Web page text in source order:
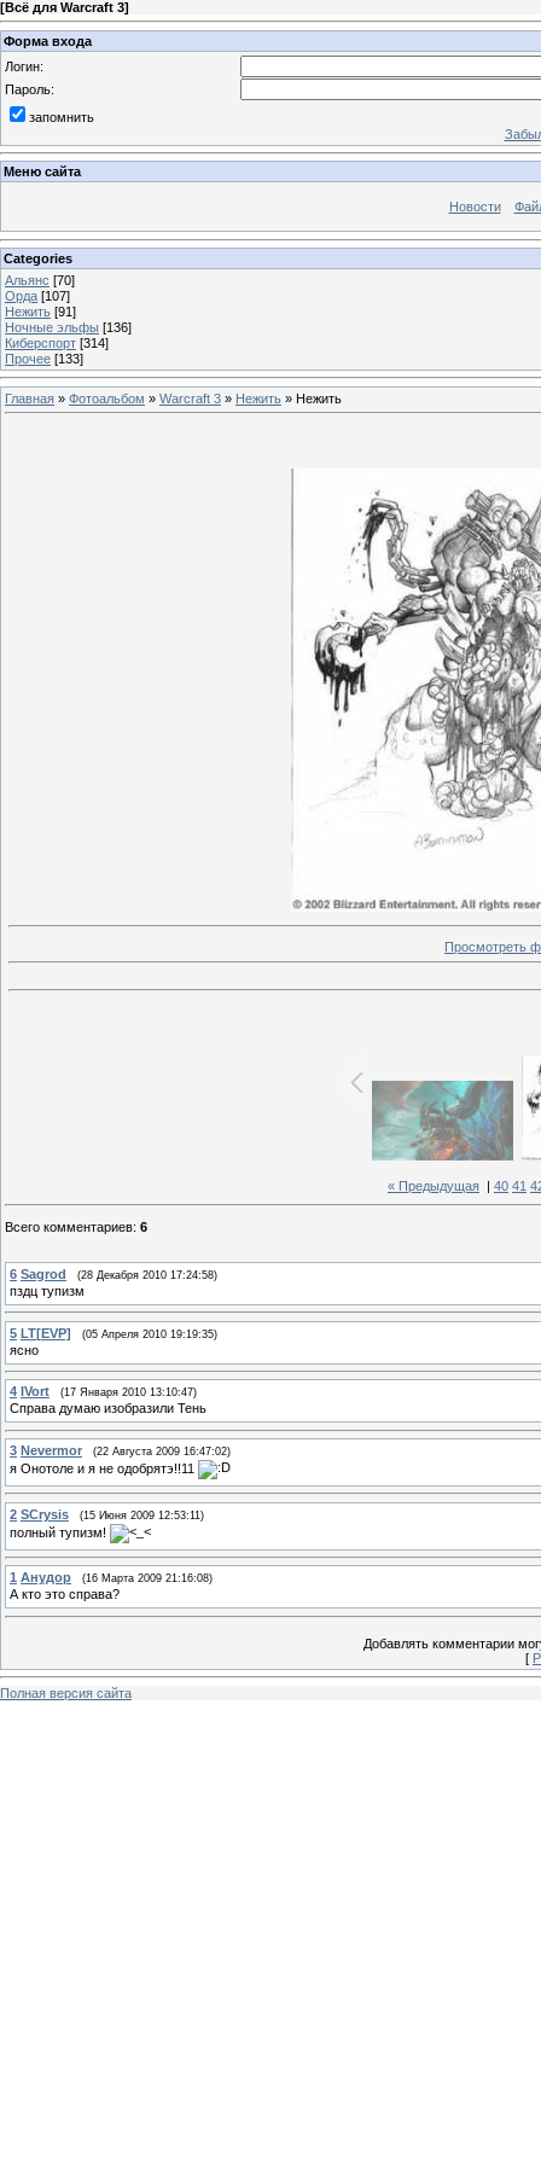
[Всё для Warcraft 3]
Форма входа
Логин:
Пароль:
запомнить
Меню сайта
Новости
Categories
Альянс [70]
Орда [107]
Нежить [91]
Ночные эльфы [136]
Киберспорт [314]
Прочее [133]
Главная » Фотоальбом » Warcraft 3 » Нежить » Нежить
Просмотреть
« Предыдущая 40 41
Всего комментариев: 6
6 Sagrod (28 Декабря 2010 17:24:58)
пздц тупизм
5 LT[EVP] (05 Апреля 2010 19:19:35)
ясно
4 IVort (17 Января 2010 13:10:47)
Справа думаю изобразили Тень
3 Nevermor (22 Августа 2009 16:47:02)
я Онотоле и я не одобрятэ!!11
2 SCrysis (15 Июня 2009 12:53:11)
полный тупизм!
1 Анудор (16 Марта 2009 21:16:08)
А кто это справа?
Добавлять комментарии
[
Полная версия сайта